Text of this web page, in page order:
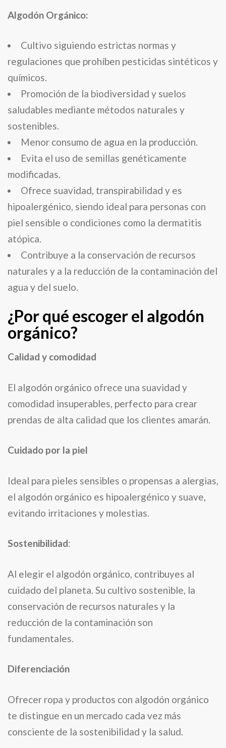
Algodón Orgánico:
Cultivo siguiendo estrictas normas y
regulaciones que prohíben pesticidas sintéticos y
químicos.
Promoción de la biodiversidad y suelos
saludables mediante métodos naturales y
sostenibles.
Menor consumo de agua en la producción.
Evita el uso de semillas genéticamente
modificadas.
Ofrece suavidad, transpirabilidad y es
hipoalergénico, siendo ideal para personas con
piel sensible o condiciones como la dermatitis
atópica.
Contribuye a la conservación de recursos
naturales y a la reducción de la contaminación del
agua y del suelo.
¿Por qué escoger el algodón
orgánico?
Calidad y comodidad
El algodón orgánico ofrece una suavidad y
comodidad insuperables, perfecto para crear
prendas de alta calidad que los clientes amarán.
Cuidado por la piel
Ideal para pieles sensibles o propensas a alergias,
el algodón orgánico es hipoalergénico y suave,
evitando irritaciones y molestias.
Sostenibilidad:
Al elegir el algodón orgánico, contribuyes al
cuidado del planeta. Su cultivo sostenible, la
conservación de recursos naturales y la
reducción de la contaminación son
fundamentales.
Diferenciación
Ofrecer ropa y productos con algodón orgánico
te distingue en un mercado cada vez más
consciente de la sostenibilidad y la salud.